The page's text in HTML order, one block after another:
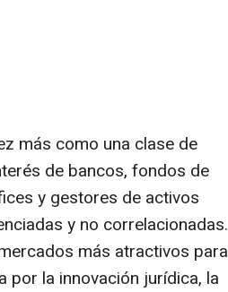
más como una clase de
de bancos, fondos de
y gestores de activos
y no correlacionadas.
más atractivos para
por la innovación jurídica, la